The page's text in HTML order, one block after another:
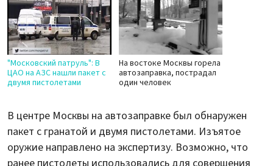
"Московский патруль": В
ЦАО на АЗС нашли пакет с
двумя пистолетами
На востоке Москвы горела
автозаправка, пострадал
один человек
В центре Москвы на автозаправке был обнаружен
пакет с гранатой и двумя пистолетами. Изъятое
оружие направлено на экспертизу. Возможно, что